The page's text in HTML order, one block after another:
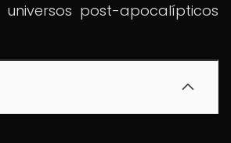
post-apocalípticos